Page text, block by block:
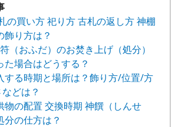
の買い方 祀り方 古札の返し方 神棚
飾り方は？
（おふだ）のお焚き上げ（処分）
た場合はどうする？
する時期と場所は？飾り方/位置/方
どは？
物の配置 交換時期 神饌（しんせ
分の仕方は？